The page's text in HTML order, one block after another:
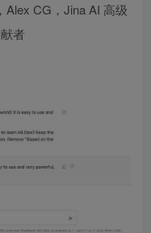
Alex CG，Jina AI 高级
者